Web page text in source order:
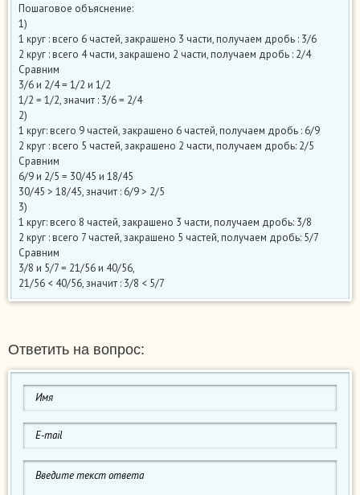
Пошаговое объяснение:
1)
1 круг : всего 6 частей, закрашено 3 части, получаем дробь : 3/6
2 круг : всего 4 части, закрашено 2 части, получаем дробь : 2/4
Сравним
3/6 и 2/4 = 1/2 и 1/2
1/2 = 1/2, значит : 3/6 = 2/4
2)
1 круг: всего 9 частей, закрашено 6 частей, получаем дробь : 6/9
2 круг : всего 5 частей, закрашено 2 части, получаем дробь: 2/5
Сравним
6/9 и 2/5 = 30/45 и 18/45
30/45 > 18/45, значит : 6/9 > 2/5
3)
1 круг: всего 8 частей, закрашено 3 части, получаем дробь: 3/8
2 круг : всего 7 частей, закрашено 5 частей, получаем дробь: 5/7
Сравним
3/8 и 5/7 = 21/56 и 40/56,
21/56 < 40/56, значит : 3/8 < 5/7
Ответить на вопрос: